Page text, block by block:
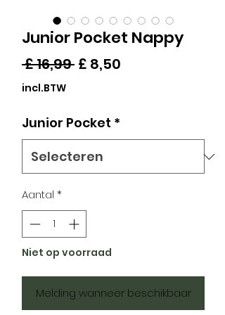
Junior Pocket Nappy
£ 16,99 Normale
£ 8,50
incl.BTW
Junior Pocket *
Aantal *
Niet op voorraad
Melding wanneer beschikbaar